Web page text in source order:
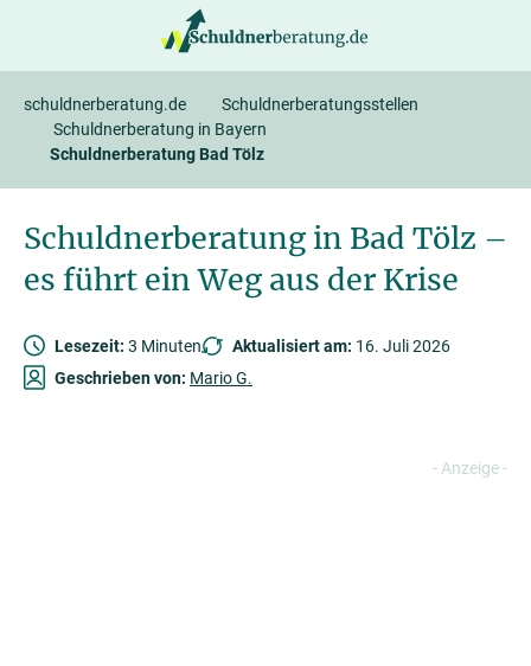
Schuldnerberatung in Bad Tölz –
es führt ein Weg aus der Krise
schuldnerberatung.de
Schuldnerberatungsstellen
Schuldnerberatung in Bayern
Schuldnerberatung Bad Tölz
Lesezeit: 3 Minuten Aktualisiert am: 16. Juli 2026
Geschrieben von: Mario G.